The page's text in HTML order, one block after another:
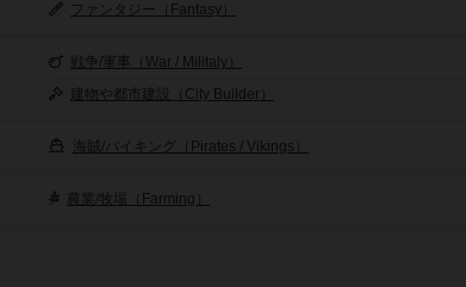
ファンタジー（Fantasy）
戦争/軍事（War / Militaly）
建物や都市建設（City Builder）
海賊/バイキング（Pirates / Vikings）
農業/牧場（Farming）